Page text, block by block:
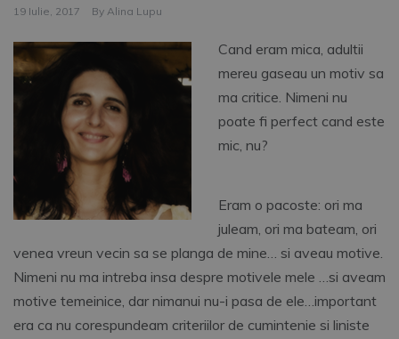
19 Iulie, 2017 By Alina Lupu
Cand eram mica, adultii
mereu gaseau un motiv sa
ma critice. Nimeni nu
poate fi perfect cand este
mic, nu?
Eram o pacoste: ori ma
juleam, ori ma bateam, ori
venea vreun vecin sa se planga de mine… si aveau motive.
Nimeni nu ma intreba insa despre motivele mele …si aveam
motive temeinice, dar nimanui nu-i pasa de ele…important
era ca nu corespundeam criteriilor de cumintenie si liniste